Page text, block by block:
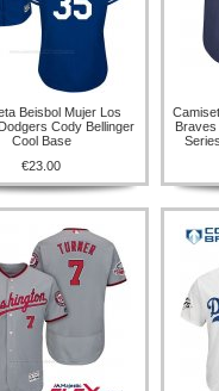
Beisbol Mujer Los
Cody Bellinger
Cool Base
€23.00
Braves